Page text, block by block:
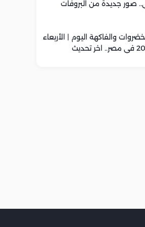
صور جديدة من البروفات
والفاكهة اليوم | الأربعاء